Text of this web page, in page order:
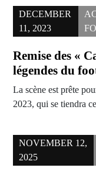
DECEMBER
11, 2023
Remise des «
légendes du
La scène est prête
2023, qui se tiendra
NOVEMBER 12,
2025